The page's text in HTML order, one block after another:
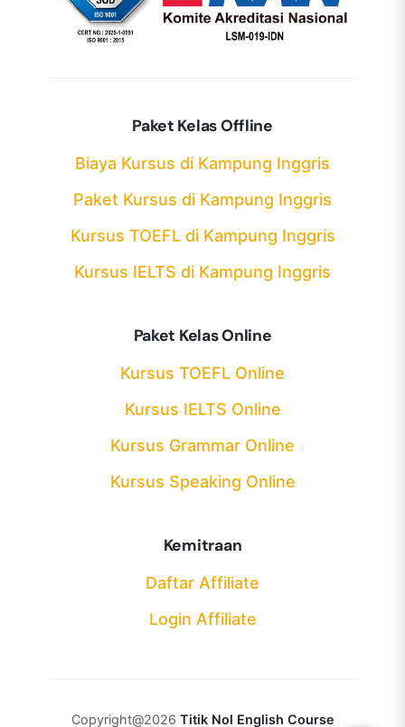
Paket Kelas Offline
Biaya Kursus di Kampung Inggris
Paket Kursus di Kampung Inggris
Kursus TOEFL di Kampung Inggris
Kursus IELTS di Kampung Inggris
Paket Kelas Online
Kursus TOEFL Online
Kursus IELTS Online
Kursus Grammar Online
Kursus Speaking Online
Kemitraan
Daftar Affiliate
Login Affiliate
Copyright@2026 Titik Nol English Course